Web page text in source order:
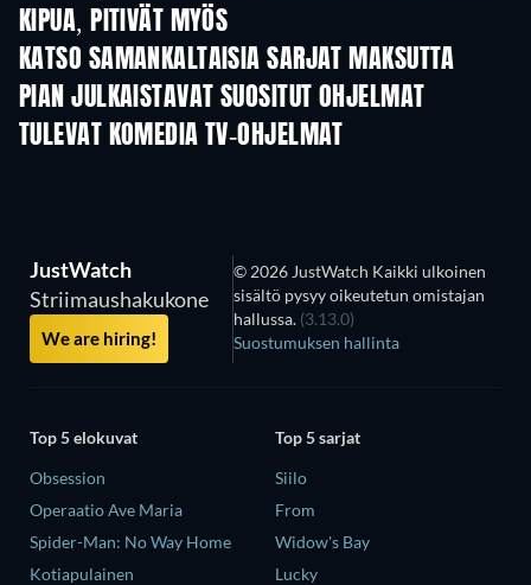
KIPUA, PITIVÄT MYÖS
TV
KATSO SAMANKALTAISIA SARJAT MAKSUTTA
TV
PIAN JULKAISTAVAT SUOSITUT OHJELMAT
TV TV
TULEVAT KOMEDIA TV-OHJELMAT
Kausi 6 Kausi 2
JustWatch
Striimaushakukone
We are hiring!
© 2026 JustWatch Kaikki ulkoinen
sisältö pysyy oikeutetun omistajan
hallussa. (3.13.0)
Suostumuksen hallinta
Top 5 elokuvat
Obsession
Operaatio Ave Maria
Spider-Man: No Way Home
Kotiapulainen
Top 5 sarjat
Siilo
From
Widow's Bay
Lucky